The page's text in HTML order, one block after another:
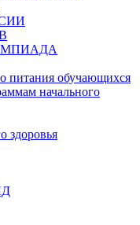
питания обучающихся
начального
здоровья